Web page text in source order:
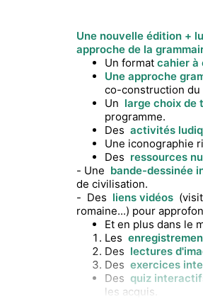
Une nouvelle édition +
approche de la
Un format cahier à
Une approche
co-construction du
Un large choix de
programme.
Des activités
Une iconographie
Des ressources
- Une bande-dessinée
de civilisation.
- Des liens vidéos
romaine...) pour
Et en plus dans le
Les
Des lectures
Des exercices
Des quiz
les acquis.